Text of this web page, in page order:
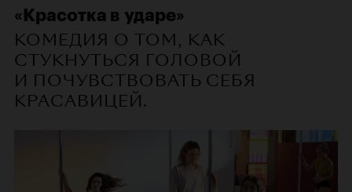
«Красотка в ударе»
КОМЕДИЯ О ТОМ, КАК
СТУКНУТЬСЯ ГОЛОВОЙ
И ПОЧУВСТВОВАТЬ СЕБЯ
КРАСАВИЦЕЙ.